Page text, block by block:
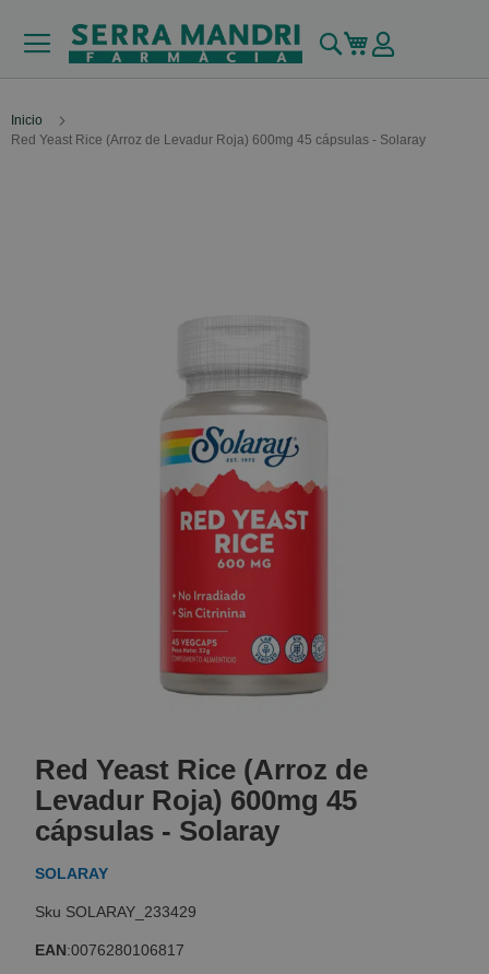
Buscar
Mi carrito
Inicio
Red Yeast Rice (Arroz de Levadur Roja) 600mg 45 cápsulas - Solaray
the
beginning
of
the
gallery
Red Yeast Rice (Arroz de
Levadur Roja) 600mg 45
cápsulas - Solaray
SOLARAY
SOLARAY_233429
EAN:0076280106817